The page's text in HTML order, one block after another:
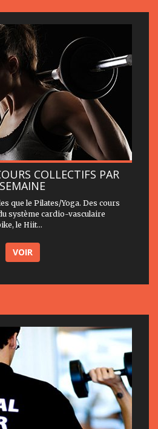
COLLECTIFS PAR
SEMAINE
que le Pilates/Yoga. Des cours
système cardio-vasculaire
le Hiit...
VOIR